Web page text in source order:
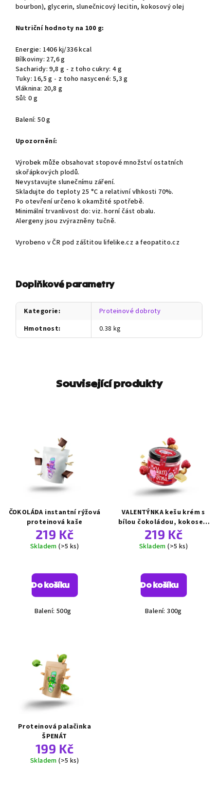
bourbon), glycerin, slunečnicový lecitin, kokosový olej
Nutriční hodnoty na 100 g:
Energie: 1406 kj/336 kcal
Bílkoviny: 27,6 g
Sacharidy: 9,8 g - z toho cukry: 4 g
Tuky: 16,5 g - z toho nasycené: 5,3 g
Vláknina: 20,8 g
Sůl: 0 g
Balení: 50 g
Upozornění:
Výrobek může obsahovat stopové množství ostatních
skořápkových plodů.
Nevystavujte slunečnímu záření.
Skladujte do teploty 25 °C a relativní vlhkosti 70%.
Po otevření určeno k okamžité spotřebě.
Minimální trvanlivost do: viz. horní část obalu.
Alergeny jsou zvýrazněny tučně.
Vyrobeno v ČR pod záštitou lifelike.cz a feopatito.cz
Doplňkové parametry
Kategorie:
Proteinové dobroty
Hmotnost: 0.38 kg
Související produkty
ČOKOLÁDA instantní rýžová
proteinová kaše
219 Kč
Skladem(>5 ks)
hodnocení
produktu
z
Do košíku
Balení: 500g
VALENTÝNKA kešu krém s
bílou čokoládou, kokosem
a malinami
219 Kč
Skladem(>5 ks)
hodnocení
produktu
z
Do košíku
Balení: 300g
Proteinová palačinka
ŠPENÁT
199 Kč
Skladem(>5 ks)